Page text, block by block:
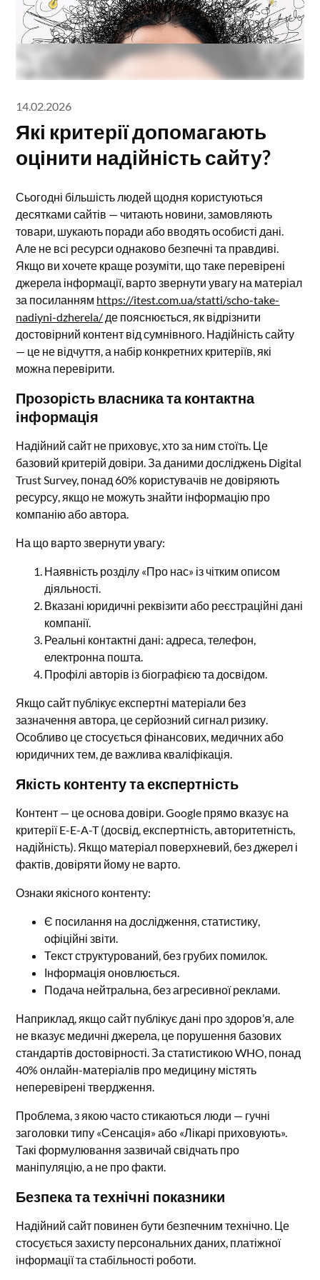
14.02.2026
Які критерії допомагають
оцінити надійність сайту?
Сьогодні більшість людей щодня користуються
десятками сайтів — читають новини, замовляють
товари, шукають поради або вводять особисті дані.
Але не всі ресурси однаково безпечні та правдиві.
Якщо ви хочете краще розуміти, що таке перевірені
джерела інформації, варто звернути увагу на матеріал
за посиланням https://itest.com.ua/statti/scho-take-
nadiyni-dzherela/ де пояснюється, як відрізнити
достовірний контент від сумнівного. Надійність сайту
— це не відчуття, а набір конкретних критеріїв, які
можна перевірити.
Прозорість власника та контактна
інформація
Надійний сайт не приховує, хто за ним стоїть. Це
базовий критерій довіри. За даними досліджень Digital
Trust Survey, понад 60% користувачів не довіряють
ресурсу, якщо не можуть знайти інформацію про
компанію або автора.
На що варто звернути увагу:
Наявність розділу «Про нас» із чітким описом
діяльності.
Вказані юридичні реквізити або реєстраційні дані
компанії.
Реальні контактні дані: адреса, телефон,
електронна пошта.
Профілі авторів із біографією та досвідом.
Якщо сайт публікує експертні матеріали без
зазначення автора, це серйозний сигнал ризику.
Особливо це стосується фінансових, медичних або
юридичних тем, де важлива кваліфікація.
Якість контенту та експертність
Контент — це основа довіри. Google прямо вказує на
критерії E-E-A-T (досвід, експертність, авторитетність,
надійність). Якщо матеріал поверхневий, без джерел і
фактів, довіряти йому не варто.
Ознаки якісного контенту:
Є посилання на дослідження, статистику,
офіційні звіти.
Текст структурований, без грубих помилок.
Інформація оновлюється.
Подача нейтральна, без агресивної реклами.
Наприклад, якщо сайт публікує дані про здоров’я, але
не вказує медичні джерела, це порушення базових
стандартів достовірності. За статистикою WHO, понад
40% онлайн-матеріалів про медицину містять
неперевірені твердження.
Проблема, з якою часто стикаються люди — гучні
заголовки типу «Сенсація» або «Лікарі приховують».
Такі формулювання зазвичай свідчать про
маніпуляцію, а не про факти.
Безпека та технічні показники
Надійний сайт повинен бути безпечним технічно. Це
стосується захисту персональних даних, платіжної
інформації та стабільності роботи.